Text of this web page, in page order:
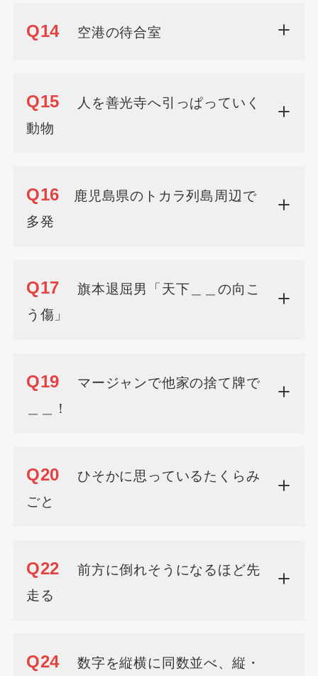
Q14 空港の待合室
Q15
人を善光寺へ引っぱっていく
動物
Q16 鹿児島県のトカラ列島周辺で
多発
Q17
旗本退屈男「天下＿＿の向こ
う傷」
Q19
マージャンで他家の捨て牌で
＿＿！
Q20
ひそかに思っているたくらみ
ごと
Q22
前方に倒れそうになるほど先
走る
Q24 数字を縦横に同数並べ、縦・